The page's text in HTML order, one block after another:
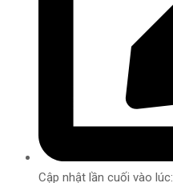
Cập nhật lần cuối vào lúc: